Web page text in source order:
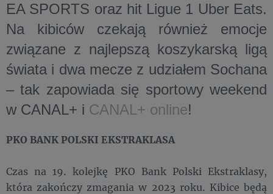
EA SPORTS oraz hit Ligue 1 Uber Eats.
Na kibiców czekają również emocje
związane z najlepszą koszykarską ligą
świata i dwa mecze z udziałem Sochana
– tak zapowiada się sportowy weekend
w CANAL+ i CANAL+ online!
PKO BANK POLSKI EKSTRAKLASA
Czas na 19. kolejkę PKO Bank Polski Ekstraklasy,
która zakończy zmagania w 2023 roku. Kibice będą